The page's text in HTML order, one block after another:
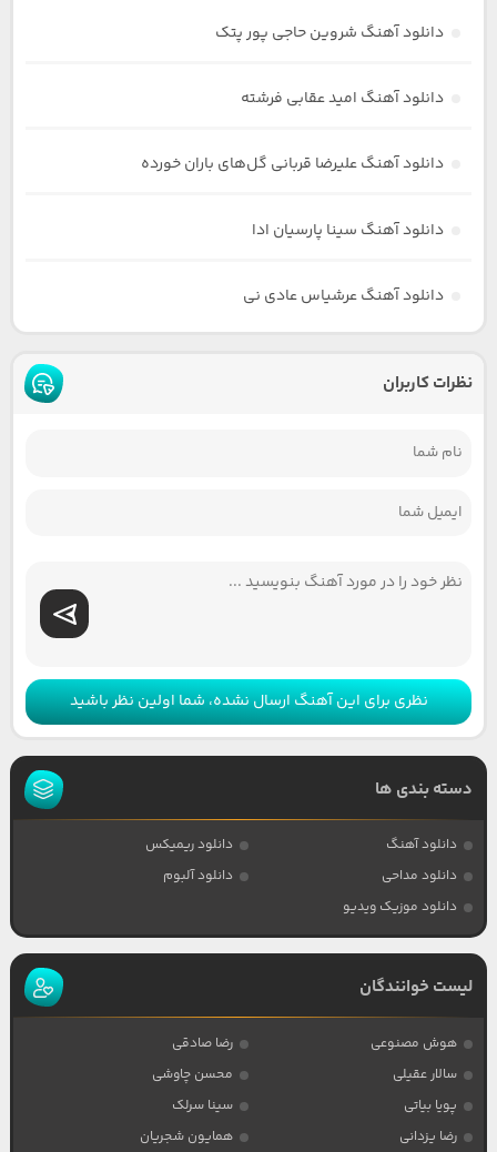
دانلود آهنگ شروین حاجی پور پتک
دانلود آهنگ امید عقابی فرشته
دانلود آهنگ علیرضا قربانی گل‌های باران خورده
دانلود آهنگ سینا پارسیان ادا
دانلود آهنگ عرشیاس عادی نی
نظرات کاربران
نظری برای این آهنگ ارسال نشده، شما اولین نظر باشید
دسته بندی ها
دانلود آهنگ
دانلود ریمیکس
دانلود مداحی
دانلود آلبوم
دانلود موزیک ویدیو
لیست خوانندگان
هوش مصنوعی
رضا صادقی
سالار عقیلی
محسن چاوشی
پویا بیاتی
سینا سرلک
رضا یزدانی
همایون شجریان